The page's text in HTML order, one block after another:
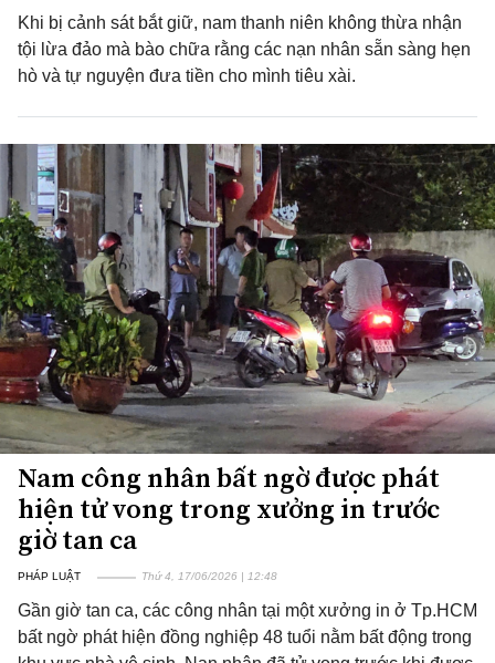
Khi bị cảnh sát bắt giữ, nam thanh niên không thừa nhận
tội lừa đảo mà bào chữa rằng các nạn nhân sẵn sàng hẹn
hò và tự nguyện đưa tiền cho mình tiêu xài.
Nam công nhân bất ngờ được phát
hiện tử vong trong xưởng in trước
giờ tan ca
PHÁP LUẬT Thứ 4, 17/06/2026 | 12:48
Gần giờ tan ca, các công nhân tại một xưởng in ở Tp.HCM
bất ngờ phát hiện đồng nghiệp 48 tuổi nằm bất động trong